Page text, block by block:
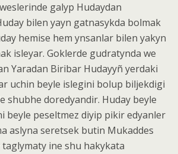
galyp Hudaydan
bilen yayn gatnasykda bolmak
hemise hem ynsanlar bilen yakyn
isleyar. Goklerde gudratynda we
Yaradan Biribar Hudayyñ yerdaki
uchin beyle islegini bolup biljekdigi
shubhe doredyandir. Huday beyle
beyle peseltmez diyip pikir edyanler
aslyna seretsek butin Mukaddes
taglymaty ine shu hakykata